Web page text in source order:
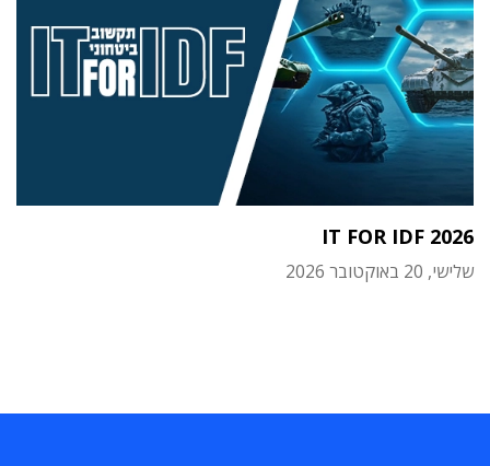
IT FOR IDF 2026
שלישי, 20 באוקטובר 2026